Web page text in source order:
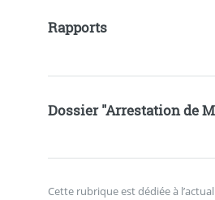
Rapports
Dossier "Arrestation de
Cette rubrique est dédiée à